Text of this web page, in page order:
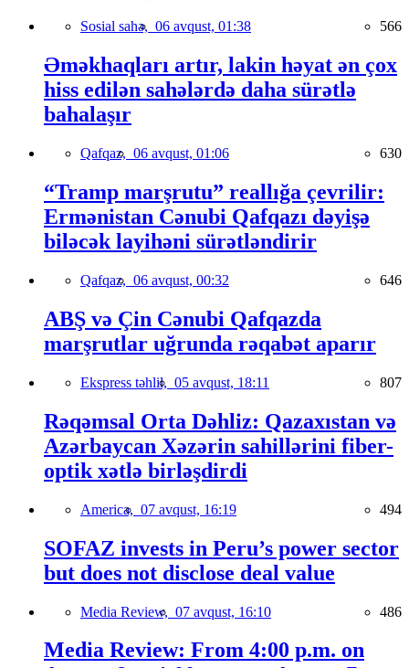
Sosial sahə, 06 avqust, 01:38 566
Əməkhaqları artır, lakin həyat ən çox
hiss edilən sahələrdə daha sürətlə
bahalaşır
Qafqaz, 06 avqust, 01:06 630
“Tramp marşrutu” reallığa çevrilir:
Ermənistan Cənubi Qafqazı dəyişə
biləcək layihəni sürətləndirir
Qafqaz, 06 avqust, 00:32 646
ABŞ və Çin Cənubi Qafqazda
marşrutlar uğrunda rəqabət aparır
Ekspress təhlil, 05 avqust, 18:11 807
Rəqəmsal Orta Dəhliz: Qazaxıstan və
Azərbaycan Xəzərin sahillərini fiber-
optik xətlə birləşdirdi
America, 07 avqust, 16:19 494
SOFAZ invests in Peru’s power sector
but does not disclose deal value
Media Review, 07 avqust, 16:10 486
Media Review: From 4:00 p.m. on